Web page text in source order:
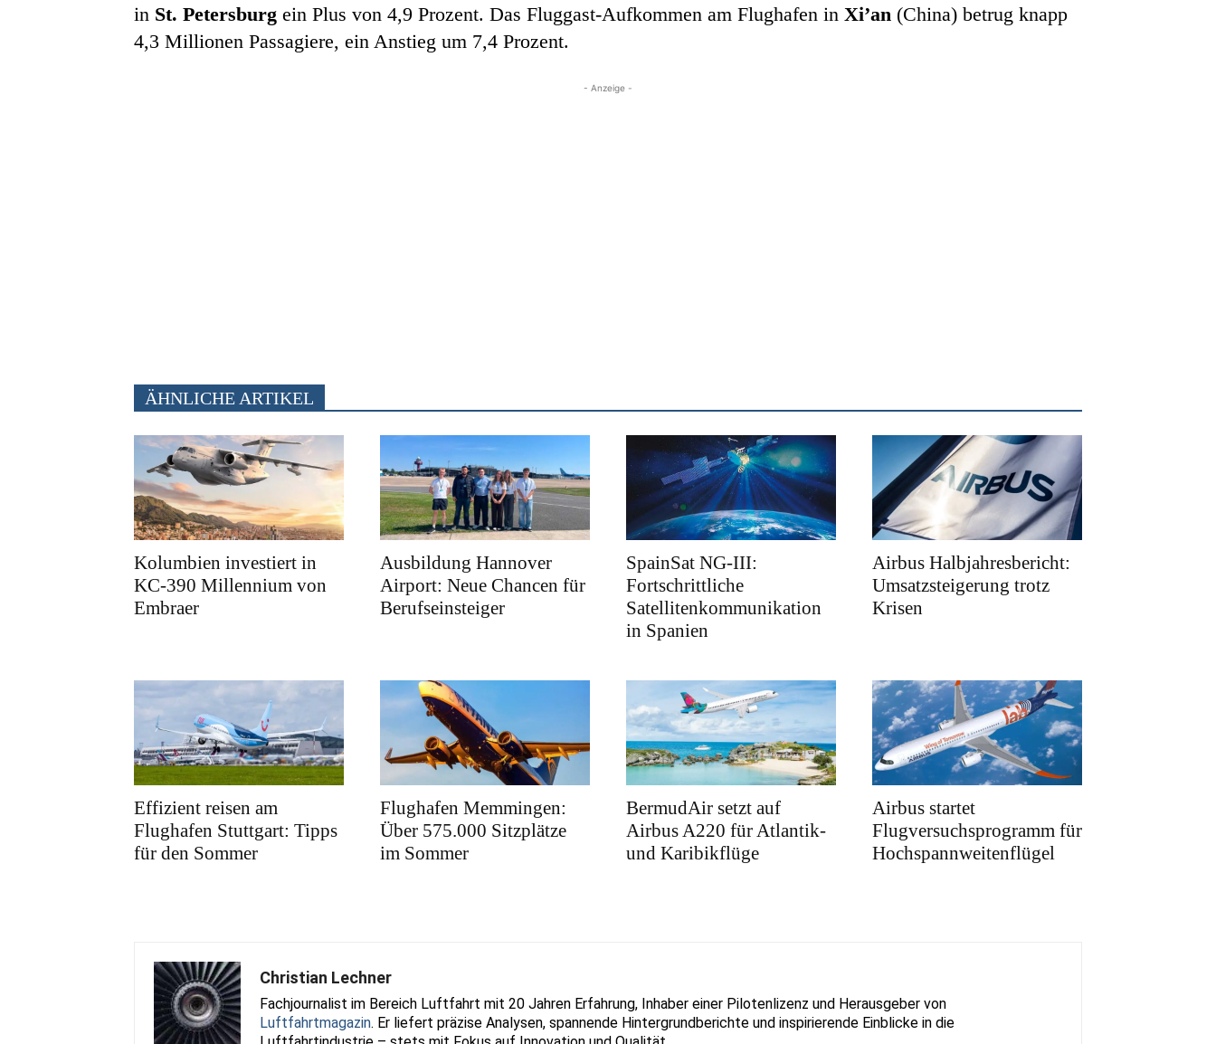
in St. Petersburg ein Plus von 4,9 Prozent. Das Fluggast-Aufkommen am Flughafen in Xi’an (China) betrug knapp
4,3 Millionen Passagiere, ein Anstieg um 7,4 Prozent.
- Anzeige -
ÄHNLICHE ARTIKEL
Kolumbien investiert in
KC-390 Millennium von
Embraer
Ausbildung Hannover
Airport: Neue Chancen für
Berufseinsteiger
SpainSat NG-III:
Fortschrittliche
Satellitenkommunikation
in Spanien
Airbus Halbjahresbericht:
Umsatzsteigerung trotz
Krisen
Effizient reisen am
Flughafen Stuttgart: Tipps
für den Sommer
Flughafen Memmingen:
Über 575.000 Sitzplätze
im Sommer
BermudAir setzt auf
Airbus A220 für Atlantik-
und Karibikflüge
Airbus startet
Flugversuchsprogramm für
Hochspannweitenflügel
Christian Lechner
Fachjournalist im Bereich Luftfahrt mit 20 Jahren Erfahrung, Inhaber einer Pilotenlizenz und Herausgeber von
Luftfahrtmagazin. Er liefert präzise Analysen, spannende Hintergrundberichte und inspirierende Einblicke in die